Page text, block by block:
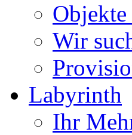
Wir
Labyrinth
Ihr